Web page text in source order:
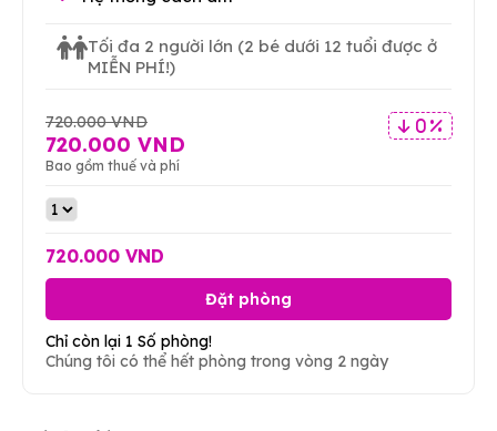
Tối đa 2 người lớn (2 bé dưới 12 tuổi được ở
MIỄN PHÍ!)
0 %
720.000 VND
720.000 VND
Bao gồm thuế và phí
720.000 VND
Đặt phòng
Chỉ còn lại 1 Số phòng!
Chúng tôi có thể hết phòng trong vòng 2 ngày